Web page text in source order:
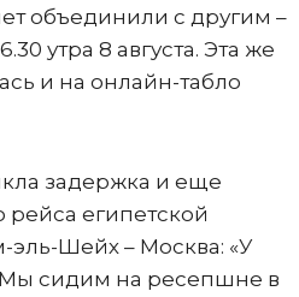
объединили с другим –
утра 8 августа. Эта же
и на онлайн-табло
задержка и еще
рейса египетской
Шейх – Москва: «У
Мы сидим на ресепшне в